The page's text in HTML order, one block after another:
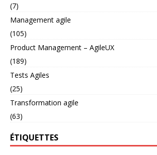
(7)
Management agile
(105)
Product Management – AgileUX
(189)
Tests Agiles
(25)
Transformation agile
(63)
ÉTIQUETTES